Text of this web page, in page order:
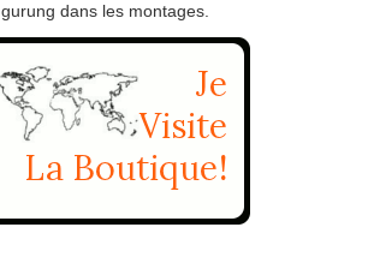
gurung dans les montages.